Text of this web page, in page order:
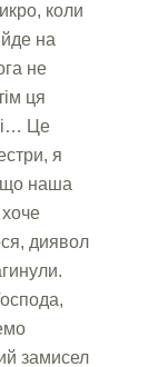
коли
на
не
ця
Це
я
що наша
диявол
замисел